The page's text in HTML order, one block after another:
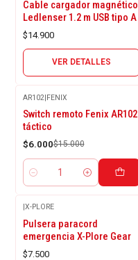
Cable cargador magnético
Ledlenser 1.2 m USB tipo A
$14.900
VER DETALLES
-60%
OFF
AR102|FENIX
Switch remoto Fenix AR102
táctico
$6.000$15.000
Cantidad
X-PLORE
Pulsera paracord
emergencia X-Plore Gear
$7.500